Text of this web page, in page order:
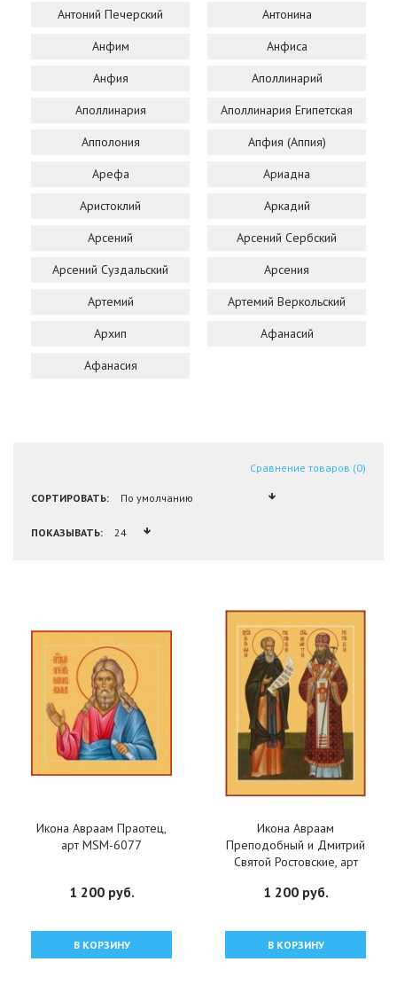
Антоний Печерский
Антонина
Анфим
Анфиса
Анфия
Аполлинарий
Аполлинария
Аполлинария Египетская
Апполония
Апфия (Аппия)
Арефа
Ариадна
Аристоклий
Аркадий
Арсений
Арсений Сербский
Арсений Суздальский
Арсения
Артемий
Артемий Веркольский
Архип
Афанасий
Афанасия
Сравнение товаров (0)
СОРТИРОВАТЬ:
ПОКАЗЫВАТЬ:
Икона Авраам Праотец,
арт MSM-6077
1 200 руб.
В КОРЗИНУ
Икона Авраам
Преподобный и Дмитрий
Святой Ростовские, арт
1 200 руб.
В КОРЗИНУ